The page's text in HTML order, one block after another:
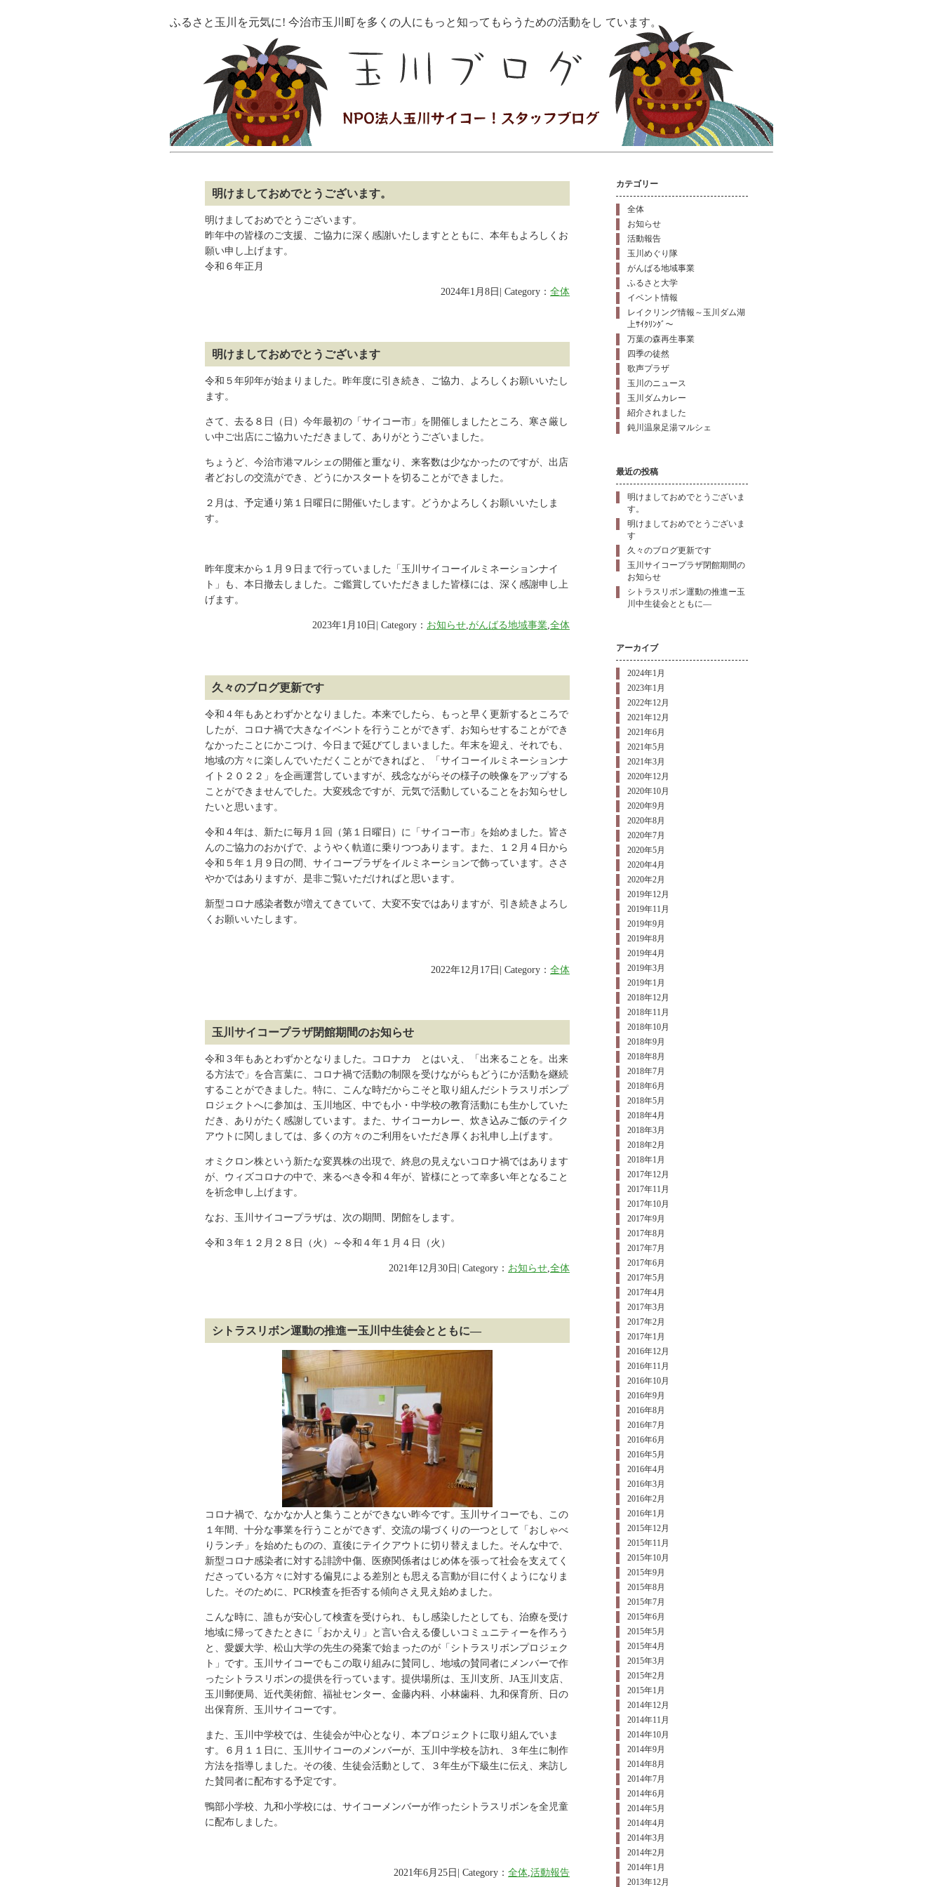
ふるさと玉川を元気に! 今治市玉川町を多くの人にもっと知ってもらうための活動をし ています。
明けましておめでとうございます。
明けましておめでとうございます。
昨年中の皆様のご支援、ご協力に深く感謝いたしますとともに、本年もよろしくお
願い申し上げます。
令和６年正月
2024年1月8日| Category： 全体
明けましておめでとうございます
令和５年卯年が始まりました。昨年度に引き続き、ご協力、よろしくお願いいたし
ます。
さて、去る８日（日）今年最初の「サイコー市」を開催しましたところ、寒さ厳し
い中ご出店にご協力いただきまして、ありがとうございました。
ちょうど、今治市港マルシェの開催と重なり、来客数は少なかったのですが、出店
者どおしの交流ができ、どうにかスタートを切ることができました。
２月は、予定通り第１日曜日に開催いたします。どうかよろしくお願いいたしま
す。
昨年度末から１月９日まで行っていました「玉川サイコーイルミネーションナイ
ト」も、本日撤去しました。ご鑑賞していただきました皆様には、深く感謝申し上
げます。
2023年1月10日| Category： お知らせ,がんばる地域事業,全体
久々のブログ更新です
令和４年もあとわずかとなりました。本来でしたら、もっと早く更新するところで
したが、コロナ禍で大きなイベントを行うことができず、お知らせすることができ
なかったことにかこつけ、今日まで延びてしまいました。年末を迎え、それでも、
地域の方々に楽しんでいただくことができればと、「サイコーイルミネーションナ
イト２０２２」を企画運営していますが、残念ながらその様子の映像をアップする
ことができませんでした。大変残念ですが、元気で活動していることをお知らせし
たいと思います。
令和４年は、新たに毎月１回（第１日曜日）に「サイコー市」を始めました。皆さ
んのご協力のおかげで、ようやく軌道に乗りつつあります。また、１２月４日から
令和５年１月９日の間、サイコープラザをイルミネーションで飾っています。ささ
やかではありますが、是非ご覧いただければと思います。
新型コロナ感染者数が増えてきていて、大変不安ではありますが、引き続きよろし
くお願いいたします。
2022年12月17日| Category： 全体
玉川サイコープラザ閉館期間のお知らせ
令和３年もあとわずかとなりました。コロナカ゚とはいえ、「出来ることを。出来
る方法で」を合言葉に、コロナ禍で活動の制限を受けながらもどうにか活動を継続
することができました。特に、こんな時だからこそと取り組んだシトラスリボンプ
ロジェクトへに参加は、玉川地区、中でも小・中学校の教育活動にも生かしていた
だき、ありがたく感謝しています。また、サイコーカレー、炊き込みご飯のテイク
アウトに関しましては、多くの方々のご利用をいただき厚くお礼申し上げます。
オミクロン株という新たな変異株の出現で、終息の見えないコロナ禍ではあります
が、ウィズコロナの中で、来るべき令和４年が、皆様にとって幸多い年となること
を祈念申し上げます。
なお、玉川サイコープラザは、次の期間、閉館をします。
令和３年１２月２８日（火）～令和４年１月４日（火）
2021年12月30日| Category： お知らせ,全体
シトラスリボン運動の推進ー玉川中生徒会とともに―
コロナ禍で、なかなか人と集うことができない昨今です。玉川サイコーでも、この
１年間、十分な事業を行うことができず、交流の場づくりの一つとして「おしゃべ
りランチ」を始めたものの、直後にテイクアウトに切り替えました。そんな中で、
新型コロナ感染者に対する誹謗中傷、医療関係者はじめ体を張って社会を支えてく
ださっている方々に対する偏見による差別とも思える言動が目に付くようになりま
した。そのために、PCR検査を拒否する傾向さえ見え始めました。
こんな時に、誰もが安心して検査を受けられ、もし感染したとしても、治療を受け
地域に帰ってきたときに「おかえり」と言い合える優しいコミュニティーを作ろう
と、愛媛大学、松山大学の先生の発案で始まったのが「シトラスリボンプロジェク
ト」です。玉川サイコーでもこの取り組みに賛同し、地域の賛同者にメンバーで作
ったシトラスリボンの提供を行っています。提供場所は、玉川支所、JA玉川支店、
玉川郵便局、近代美術館、福祉センター、金藤内科、小林歯科、九和保育所、日の
出保育所、玉川サイコーです。
また、玉川中学校では、生徒会が中心となり、本プロジェクトに取り組んでいま
す。６月１１日に、玉川サイコーのメンバーが、玉川中学校を訪れ、３年生に制作
方法を指導しました。その後、生徒会活動として、３年生が下級生に伝え、来訪し
た賛同者に配布する予定です。
鴨部小学校、九和小学校には、サイコーメンバーが作ったシトラスリボンを全児童
に配布しました。
2021年6月25日| Category： 全体,活動報告
カテゴリー
全体
お知らせ
活動報告
玉川めぐり隊
がんばる地域事業
ふるさと大学
イベント情報
レイクリング情報～玉川ダム湖
上ｻｲｸﾘﾝｸﾞ～
万葉の森再生事業
四季の徒然
歌声プラザ
玉川のニュース
玉川ダムカレー
紹介されました
鈍川温泉足湯マルシェ
最近の投稿
明けましておめでとうございま
す。
明けましておめでとうございま
す
久々のブログ更新です
玉川サイコープラザ閉館期間の
お知らせ
シトラスリボン運動の推進ー玉
川中生徒会とともに―
アーカイブ
2024年1月
2023年1月
2022年12月
2021年12月
2021年6月
2021年5月
2021年3月
2020年12月
2020年10月
2020年9月
2020年8月
2020年7月
2020年5月
2020年4月
2020年2月
2019年12月
2019年11月
2019年9月
2019年8月
2019年4月
2019年3月
2019年1月
2018年12月
2018年11月
2018年10月
2018年9月
2018年8月
2018年7月
2018年6月
2018年5月
2018年4月
2018年3月
2018年2月
2018年1月
2017年12月
2017年11月
2017年10月
2017年9月
2017年8月
2017年7月
2017年6月
2017年5月
2017年4月
2017年3月
2017年2月
2017年1月
2016年12月
2016年11月
2016年10月
2016年9月
2016年8月
2016年7月
2016年6月
2016年5月
2016年4月
2016年3月
2016年2月
2016年1月
2015年12月
2015年11月
2015年10月
2015年9月
2015年8月
2015年7月
2015年6月
2015年5月
2015年4月
2015年3月
2015年2月
2015年1月
2014年12月
2014年11月
2014年10月
2014年9月
2014年8月
2014年7月
2014年6月
2014年5月
2014年4月
2014年3月
2014年2月
2014年1月
2013年12月